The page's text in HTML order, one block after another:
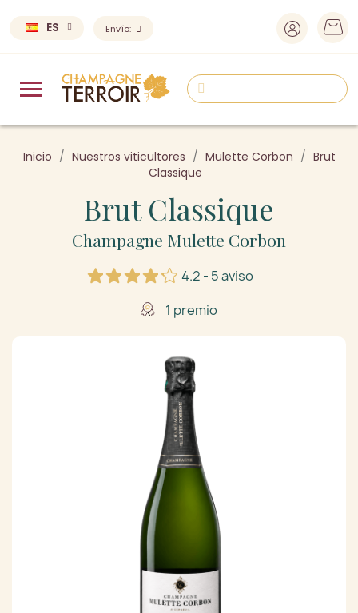
ES Envío:
Inicio Nuestros viticultores Mulette Corbon
Brut
Classique
Brut Classique
Champagne Mulette Corbon
4.2 - 5 aviso
1 premio